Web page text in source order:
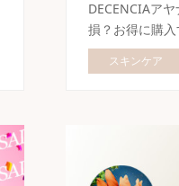
DECENCIAア
損？お得に購
スキンケア